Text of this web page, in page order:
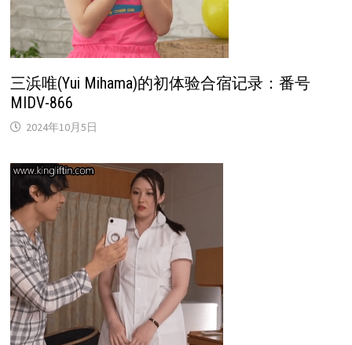
三浜唯(Yui Mihama)的初体验合宿记录：番号
MIDV-866
2024年10月5日